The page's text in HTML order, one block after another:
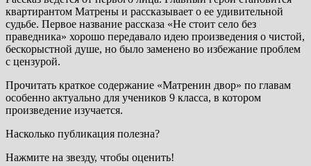
квартирантом Матрены и рассказывает о ее удивительной
судьбе. Первое название рассказа «Не стоит село без
праведника» хорошо передавало идею произведения о чистой,
бескорыстной душе, но было заменено во избежание проблем
с цензурой.
Прочитать краткое содержание «Матренин двор» по главам
особенно актуально для учеников 9 класса, в котором
произведение изучается.
Насколько публикация полезна?
Нажмите на звезду, чтобы оценить!